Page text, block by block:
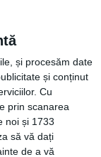
și procesăm date
și conținut
Cu
prin scanarea
noi și 1733
să vă dați
de a vă
Articole